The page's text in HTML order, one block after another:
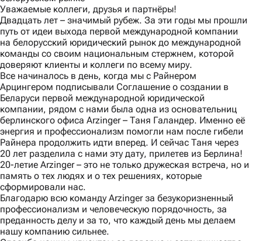
Уважаемые коллеги, друзья и партнёры!
Двадцать лет – значимый рубеж. За эти годы мы прошли
путь от идеи выхода первой международной компании
на белорусский юридический рынок до международной
команды со своим национальным стержнем, которой
доверяют клиенты и коллеги по всему миру.
Все начиналось в день, когда мы с Райнером
Арцингером подписывали Соглашение о создании в
Беларуси первой международной юридической
компании, рядом с нами была одна из основательниц
берлинского офиса Arzinger – Таня Галандер. Именно её
энергия и профессионализм помогли нам после гибели
Райнера продолжить идти вперед. И сейчас Таня через
20 лет разделила с нами эту дату, прилетев из Берлина!
20-летие Arzinger – это не только дружеская встреча, но и
память о тех людях и о тех решениях, которые
сформировали нас.
Благодарю всю команду Arzinger за безукоризненный
профессионализм и человеческую порядочность, за
преданность делу и за то, что каждый день мы делаем
нашу компанию сильнее.